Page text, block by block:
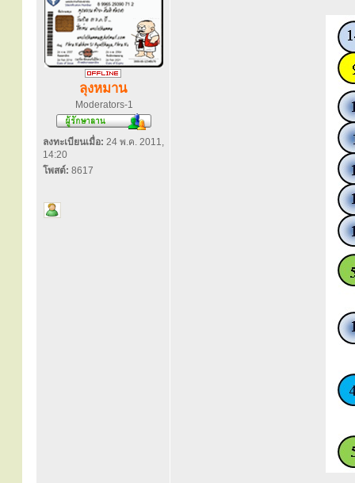
ลุงหมาน
Moderators-1
ลงทะเบียนเมื่อ: 24 พ.ค. 2011,
14:20
โพสต์: 8617